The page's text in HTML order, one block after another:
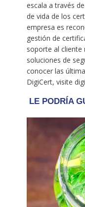
escala a través
de vida de los
empresa es
gestión de
soporte al cliente
soluciones de
conocer las
DigiCert, visite